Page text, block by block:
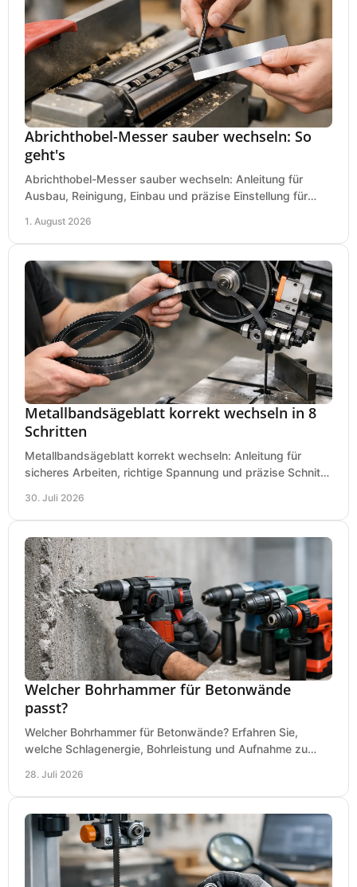
Abrichthobel-Messer sauber wechseln: So
geht's
Abrichthobel-Messer sauber wechseln: Anleitung für
Ausbau, Reinigung, Einbau und präzise Einstellung für
1. August 2026
Metallbandsägeblatt korrekt wechseln in 8
Schritten
Metallbandsägeblatt korrekt wechseln: Anleitung für
sicheres Arbeiten, richtige Spannung und präzise Schnitte
30. Juli 2026
Welcher Bohrhammer für Betonwände
passt?
Welcher Bohrhammer für Betonwände? Erfahren Sie,
welche Schlagenergie, Bohrleistung und Aufnahme zu
28. Juli 2026